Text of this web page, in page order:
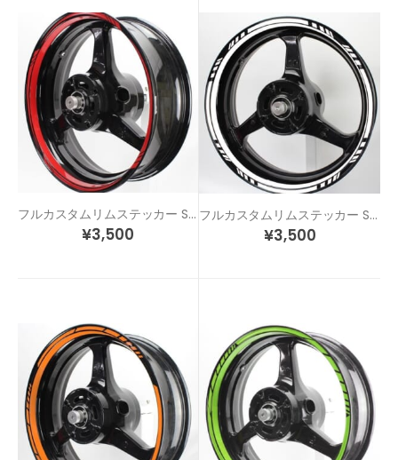
フルカスタムリムステッカー STD2-F
¥3,500
フルカスタムリムステッカー STD3-F
¥3,500